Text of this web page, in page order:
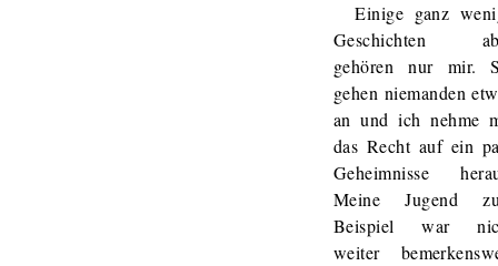
Einige ganz
Geschichten
gehören nur mir.
gehen niemanden
an und ich nehme
das Recht auf ein
Geheimnisse
Meine Jugend
Beispiel war
weiter